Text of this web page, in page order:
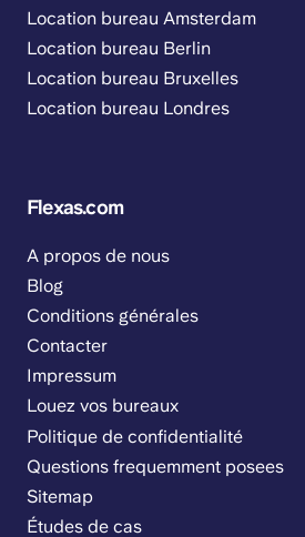
Location bureau Amsterdam
Location bureau Berlin
Location bureau Bruxelles
Location bureau Londres
Flexas.com
A propos de nous
Blog
Conditions générales
Contacter
Impressum
Louez vos bureaux
Politique de confidentialité
Questions frequemment posees
Sitemap
Études de cas